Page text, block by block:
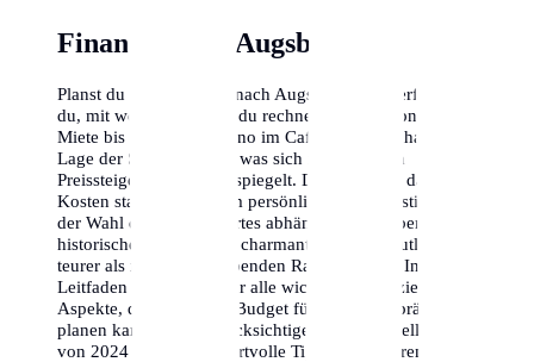
Finanz-Check Augsburg
Planst du einen Umzug nach Augsburg? Hier erfährst
du, mit welchen Kosten du rechnen musst – von der
Miete bis zum Cappuccino im Café. Die wirtschaftliche
Lage der Stadt ist stabil, was sich in moderaten
Preissteigerungen widerspiegelt. Denke daran, dass die
Kosten stark von deinem persönlichen Lebensstil und
der Wahl deines Wohnortes abhängen. Ein Leben im
historischen Zentrum ist charmant, aber oft deutlich
teurer als in den aufstrebenden Randbezirken. In diesem
Leitfaden analysieren wir alle wichtigen finanziellen
Aspekte, damit du dein Budget für Augsburg präzise
planen kannst. Wir berücksichtigen dabei aktuelle Daten
von 2024 und geben wertvolle Tipps zum Sparen.